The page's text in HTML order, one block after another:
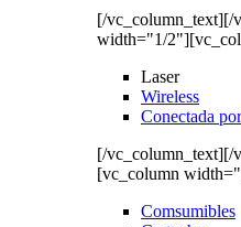
[/vc_column_text][/
width="1/
Laser
Wireless
Conectada
[/
[vc_column
Comsumibles